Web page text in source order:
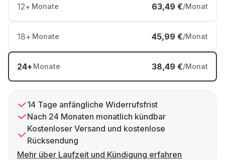
12+ Monate 63,49 €/Monat
18+ Monate 45,99 €/Monat
24+ Monate 38,49 €/Monat
14 Tage anfängliche Widerrufsfrist
Nach 24 Monaten monatlich kündbar
Kostenloser Versand und kostenlose
Rücksendung
Mehr über Laufzeit und Kündigung erfahren